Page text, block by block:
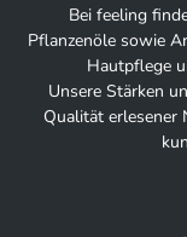
Bei feeling
Pflanzenöle sowie
Hautpflege
Unsere Stärken
Qualität erlesener